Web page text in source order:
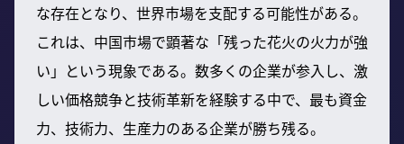
な存在となり、世界市場を支配する可能性がある。
これは、中国市場で顕著な「残った花火の火力が強
い」という現象である。数多くの企業が参入し、激
しい価格競争と技術革新を経験する中で、最も資金
力、技術力、生産力のある企業が勝ち残る。